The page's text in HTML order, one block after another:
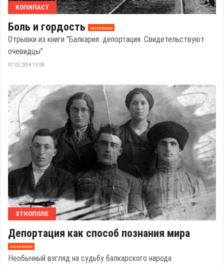
КОПИПАСТ
Боль и гордость эксклюзив
Отрывки из книги "Балкария: депортация. Свидетельствуют
очевидцы"
07.03.2014 19:08
ЭТНОПОЛЕ
Депортация как способ познания мира
эксклюзив
Необычный взгляд на судьбу балкарского народа